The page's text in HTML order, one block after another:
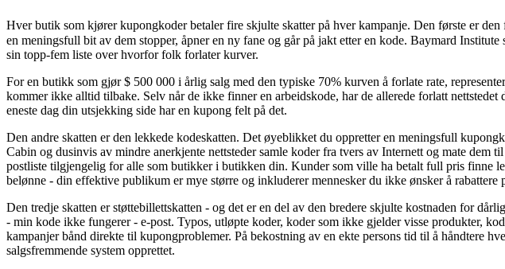
Hver butik som kjører kupongkoder betaler fire skjulte skatter på hver kampanje. Den første er
en meningsfull bit av dem stopper, åpner en ny fane og går på jakt etter en kode. Baymard
sin topp-fem liste over hvorfor folk forlater kurver.
For en butikk som gjør $ 500 000 i årlig salg med den typiske 70% kurven å forlate rate,
kommer ikke alltid tilbake. Selv når de ikke finner en arbeidskode, har de allerede forlatt
eneste dag din utsjekking side har en kupong felt på det.
Den andre skatten er den lekkede kodeskatten. Det øyeblikket du oppretter en meningsfull
Cabin og dusinvis av mindre anerkjente nettsteder samle koder fra tvers av Internett og mate
postliste tilgjengelig for alle som butikker i butikken din. Kunder som ville ha betalt full pris finne
belønne - din effektive publikum er mye større og inkluderer mennesker du ikke ønsker å rabattere
Den tredje skatten er støttebillettskatten - og det er en del av den bredere skjulte kostnaden for
- min kode ikke fungerer - e-post. Typos, utløpte koder, koder som ikke gjelder visse produkter,
kampanjer bånd direkte til kupongproblemer. På bekostning av en ekte persons tid til å håndtere
salgsfremmende system opprettet.